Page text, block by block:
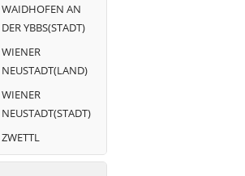
WAIDHOFEN AN
DER YBBS(STADT)
WIENER
NEUSTADT(LAND)
WIENER
NEUSTADT(STADT)
ZWETTL